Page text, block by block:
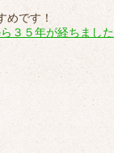
めです！
３５年が経ちました